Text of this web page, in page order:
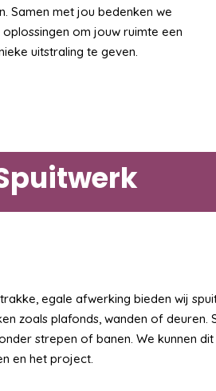
Samen met jou bedenken we
om jouw ruimte een
uitstraling te geven.
egale afwerking bieden wij
zoals plafonds, wanden of
strepen of banen. We kunnen
en het project.